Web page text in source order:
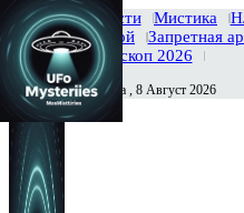
Главная Новости Мистика
Тайны вселенной
Запретная
История
Гороскоп 2026
Сегодня Суббота , 8 Август 2026